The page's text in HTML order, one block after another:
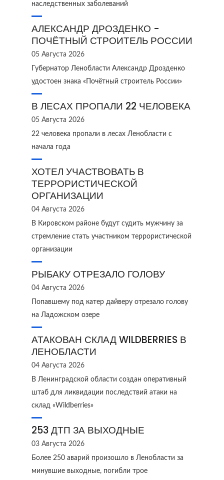
наследственных заболеваний
АЛЕКСАНДР ДРОЗДЕНКО -
ПОЧЁТНЫЙ СТРОИТЕЛЬ РОССИИ
05 Августа 2026
Губернатор Ленобласти Александр Дрозденко
удостоен знака «Почётный строитель России»
В ЛЕСАХ ПРОПАЛИ 22 ЧЕЛОВЕКА
05 Августа 2026
22 человека пропали в лесах Ленобласти с
начала года
ХОТЕЛ УЧАСТВОВАТЬ В
ТЕРРОРИСТИЧЕСКОЙ
ОРГАНИЗАЦИИ
04 Августа 2026
В Кировском районе будут судить мужчину за
стремление стать участником террористической
организации
РЫБАКУ ОТРЕЗАЛО ГОЛОВУ
04 Августа 2026
Попавшему под катер дайверу отрезало голову
на Ладожском озере
АТАКОВАН СКЛАД WILDBERRIES В
ЛЕНОБЛАСТИ
04 Августа 2026
В Ленинградской области создан оперативный
штаб для ликвидации последствий атаки на
склад «Wildberries»
253 ДТП ЗА ВЫХОДНЫЕ
03 Августа 2026
Более 250 аварий произошло в Ленобласти за
минувшие выходные, погибли трое